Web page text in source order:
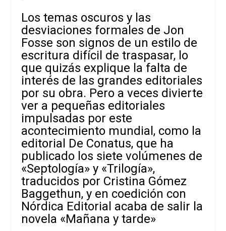
Los temas oscuros y las
desviaciones formales de Jon
Fosse son signos de un estilo de
escritura difícil de traspasar, lo
que quizás explique la falta de
interés de las grandes editoriales
por su obra. Pero a veces divierte
ver a pequeñas editoriales
impulsadas por este
acontecimiento mundial, como la
editorial De Conatus, que ha
publicado los siete volúmenes de
«Septología» y «Trilogía»,
traducidos por Cristina Gómez
Baggethun, y en coedición con
Nórdica Editorial acaba de salir la
novela «Mañana y tarde»